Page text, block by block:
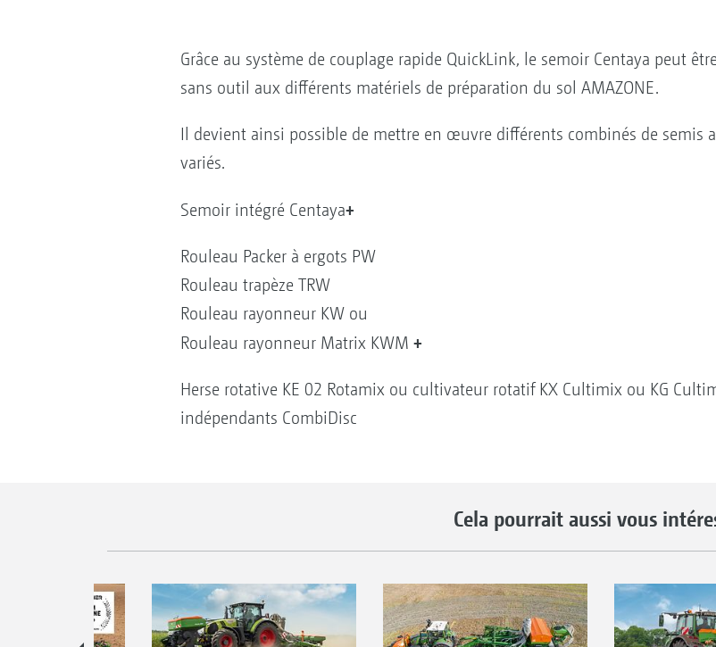
Grâce au système de couplage rapide QuickLink, le semoir Centaya peut
sans outil aux différents matériels de préparation du sol AMAZONE.
Il devient ainsi possible de mettre en œuvre différents combinés de semis
variés.
Semoir intégré Centaya+
Rouleau Packer à ergots PW
Rouleau trapèze TRW
Rouleau rayonneur KW ou
Rouleau rayonneur Matrix KWM +
Herse rotative KE 02 Rotamix ou cultivateur rotatif KX Cultimix ou KG
indépendants CombiDisc
Cela pourrait aussi vous